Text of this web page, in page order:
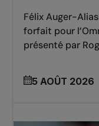
Félix Auger-
forfait pour
présenté par
5 AOÛT 2026